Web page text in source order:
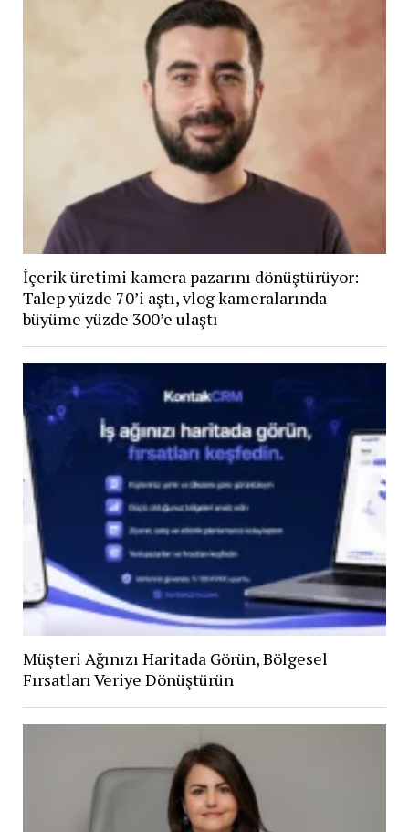
İçerik üretimi kamera pazarını dönüştürüyor:
Talep yüzde 70’i aştı, vlog kameralarında
büyüme yüzde 300’e ulaştı
Müşteri Ağınızı Haritada Görün, Bölgesel
Fırsatları Veriye Dönüştürün